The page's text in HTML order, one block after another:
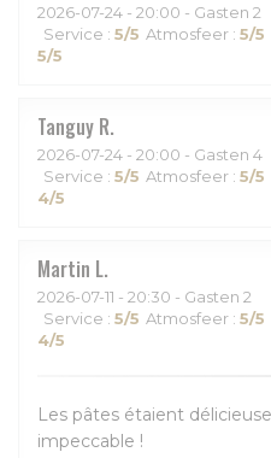
2026-07-24 - 20:00 - Gasten 2
Service : 5/5 Atmosfeer : 5/5
5/5
Tanguy R
2026-07-24 - 20:00 - Gasten 4
Service : 5/5 Atmosfeer : 5/5
4/5
Martin L
2026-07-11 - 20:30 - Gasten 2
Service : 5/5 Atmosfeer : 5/5
4/5
Les pâtes étaient
impeccable !